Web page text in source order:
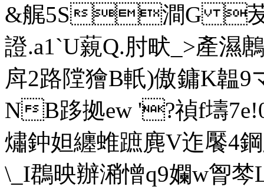
&艉5S澗G 苃
證.a1`U藽Q.肘畎_>產濕
戽2路隚獪B軝 )傲鏞K韞
NB跢拠ew '?禎f壔7e!0
熽鈡妲纏蜼蹠麂V迮饜4
\_I鵘映辦潲憎q9孄w胷